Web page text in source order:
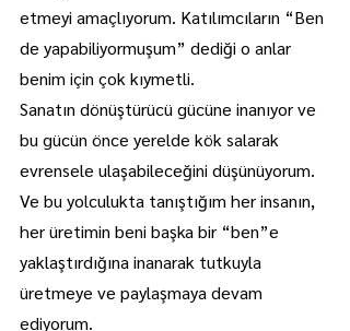
etmeyi amaçlıyorum. Katılımcıların “Ben
de yapabiliyormuşum” dediği o anlar
benim için çok kıymetli.
Sanatın dönüştürücü gücüne inanıyor ve
bu gücün önce yerelde kök salarak
evrensele ulaşabileceğini düşünüyorum.
Ve bu yolculukta tanıştığım her insanın,
her üretimin beni başka bir “ben”e
yaklaştırdığına inanarak tutkuyla
üretmeye ve paylaşmaya devam
ediyorum.